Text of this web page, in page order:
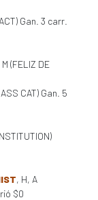
Gan. 3 carr.
M (FELIZ DE
CAT) Gan. 5
, H, A
$0